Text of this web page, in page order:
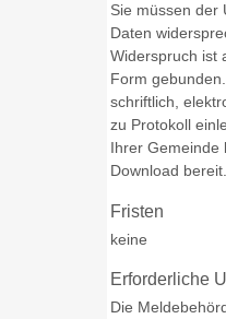
Sie müssen der
Daten
Widerspruch ist
Form
schriftlich,
zu Protokoll
Ihrer Gemeinde
Download bereit.
Fristen
keine
Erforderliche
Die